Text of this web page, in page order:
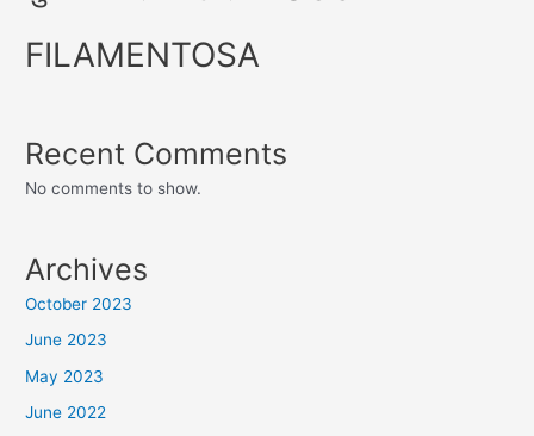
FILAMENTOSA
Recent Comments
No comments to show.
Archives
October 2023
June 2023
May 2023
June 2022